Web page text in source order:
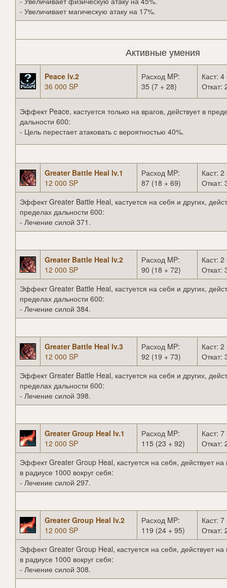
- Увеличивает магическую атаку на 17%.
Активные умения
Peace lv.2
36 000 SP
Расход MP:
35 (7 + 28)
Каст: 4
Откат:
Эффект Peace, кастуется только на врагов, действует в
дальности 600:
- Цель перестает атаковать с вероятностью 40%.
Greater Battle Heal lv.1
12 000 SP
Расход MP:
87 (18 + 69)
Каст: 2
Откат:
Эффект Greater Battle Heal, кастуется на себя и других,
пределах дальности 600:
- Лечение силой 371.
Greater Battle Heal lv.2
12 000 SP
Расход MP:
90 (18 + 72)
Каст: 2
Откат:
Эффект Greater Battle Heal, кастуется на себя и других,
пределах дальности 600:
- Лечение силой 384.
Greater Battle Heal lv.3
12 000 SP
Расход MP:
92 (19 + 73)
Каст: 2
Откат:
Эффект Greater Battle Heal, кастуется на себя и других,
пределах дальности 600:
- Лечение силой 398.
Greater Group Heal lv.1
12 000 SP
Расход MP:
115 (23 + 92)
Каст: 7
Откат:
Эффект Greater Group Heal, кастуется на себя, действует
в радиусе 1000 вокруг себя:
- Лечение силой 297.
Greater Group Heal lv.2
12 000 SP
Расход MP:
119 (24 + 95)
Каст: 7
Откат:
Эффект Greater Group Heal, кастуется на себя, действует
в радиусе 1000 вокруг себя:
- Лечение силой 308.